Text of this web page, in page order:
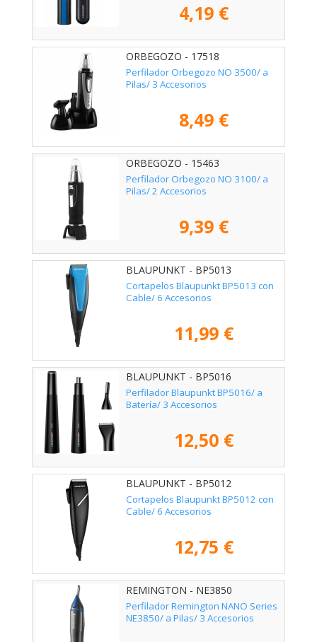
4,19 €
ORBEGOZO - 17518
Perfilador Orbegozo NO 3500/ a
Pilas/ 3 Accesorios
8,49 €
ORBEGOZO - 15463
Perfilador Orbegozo NO 3100/ a
Pilas/ 2 Accesorios
9,39 €
BLAUPUNKT - BP5013
Cortapelos Blaupunkt BP5013 con
Cable/ 6 Accesorios
11,99 €
BLAUPUNKT - BP5016
Perfilador Blaupunkt BP5016/ a
Batería/ 3 Accesorios
12,50 €
BLAUPUNKT - BP5012
Cortapelos Blaupunkt BP5012 con
Cable/ 6 Accesorios
12,75 €
REMINGTON - NE3850
Perfilador Remington NANO Series
NE3850/ a Pilas/ 3 Accesorios